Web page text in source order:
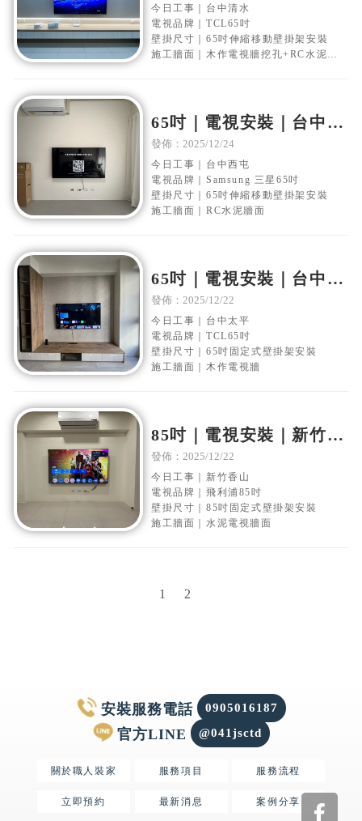
縮壁掛架安裝
今日工事｜台中清水
電視品牌｜TCL65吋
壁掛尺寸｜65吋伸縮移動壁掛架安裝
施工牆面｜木作電視牆挖孔+RC水泥牆
65吋｜電視安裝｜台中西
屯｜水泥電視牆｜移動伸
縮壁掛架安裝
發佈：2025/12/24
今日工事｜台中西屯
電視品牌｜Samsung 三星65吋
壁掛尺寸｜65吋伸縮移動壁掛架安裝
施工牆面｜RC水泥牆面
65吋｜電視安裝｜台中太
平｜木作電視牆｜固定式
壁掛架安裝
發佈：2025/12/22
今日工事｜台中太平
電視品牌｜TCL65吋
壁掛尺寸｜65吋固定式壁掛架安裝
施工牆面｜木作電視牆
85吋｜電視安裝｜新竹香
山｜水泥電視牆面｜固定
式壁掛架安裝
發佈：2025/12/22
今日工事｜新竹香山
電視品牌｜飛利浦85吋
壁掛尺寸｜85吋固定式壁掛架安裝
施工牆面｜水泥電視牆面
1 2
@041jsctd
0905016187
關於職人裝家 服務項目 服務流程
立即預約 最新消息 案例分享